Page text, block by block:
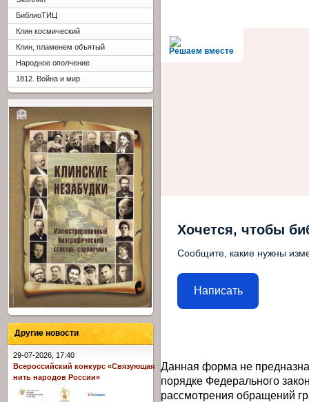
Решаем вместе
Хочется, чтобы
Сообщите, какие нужны
Написать
Данная форма не
порядке Федерального
рассмотрения обращений
БиблиоТИЦ
Клин космический
Клин, пламенем объятый
Народное ополчение
1812. Война и мир
Другие новости
29-07-2026, 17:40
Всероссийский конкурс «Связующая
нить народов России»